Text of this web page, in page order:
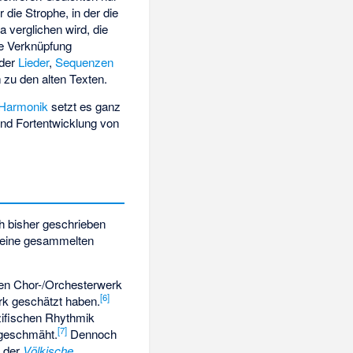
die Strophe, in der die
verglichen wird, die
Verknüpfung
Lieder,Sequenzen
den alten Texten.
setzt es ganz
Fortentwicklung von
bisher geschrieben
gesammelten
Chor-/Orchesterwerk
geschätzt haben.[6]
Rhythmik
[7] Dennoch